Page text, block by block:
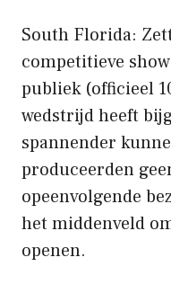
South Florida:
competitieve
publiek (officieel
wedstrijd heeft
spannender
produceerden
opeenvolgende
het middenveld
openen.